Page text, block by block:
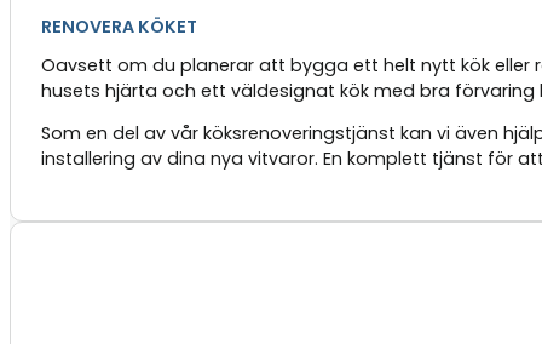
RENOVERA KÖKET
Oavsett om du planerar att bygga ett helt nytt kök eller
husets hjärta och ett väldesignat kök med bra
Som en del av vår köksrenoveringstjänst kan vi även
installering av dina nya vitvaror. En komplett tjänst för